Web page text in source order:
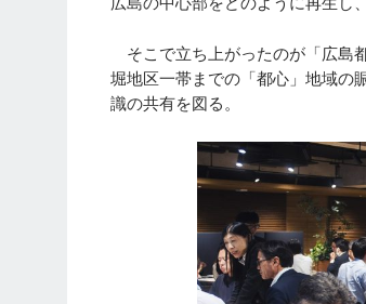
そこで立ち上がったのが「広島
堀地区一帯までの「都心」地域の
識の共有を図る。